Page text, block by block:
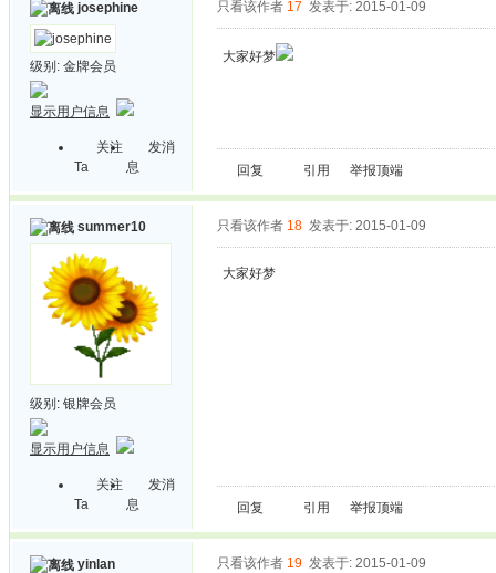
josephine
级别: 金牌会员
显示用户信息
关注
Ta
发消
息
只看该作者 17 发表于: 2015-01-09
大家好梦
回复 引用 举报顶端
summer10
级别: 银牌会员
显示用户信息
关注
Ta
发消
息
只看该作者 18 发表于: 2015-01-09
大家好梦
回复 引用 举报顶端
yinlan 只看该作者 19 发表于: 2015-01-09